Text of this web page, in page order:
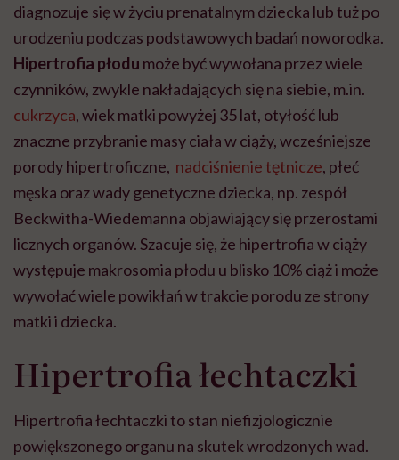
diagnozuje się w życiu prenatalnym dziecka lub tuż po
urodzeniu podczas podstawowych badań noworodka.
Hipertrofia płodu może być wywołana przez wiele
czynników, zwykle nakładających się na siebie, m.in.
cukrzyca, wiek matki powyżej 35 lat, otyłość lub
znaczne przybranie masy ciała w ciąży, wcześniejsze
porody hipertroficzne, nadciśnienie tętnicze, płeć
męska oraz wady genetyczne dziecka, np. zespół
Beckwitha-Wiedemanna objawiający się przerostami
licznych organów. Szacuje się, że hipertrofia w ciąży
występuje makrosomia płodu u blisko 10% ciąż i może
wywołać wiele powikłań w trakcie porodu ze strony
matki i dziecka.
Hipertrofia łechtaczki
Hipertrofia łechtaczki to stan niefizjologicznie
powiększonego organu na skutek wrodzonych wad.